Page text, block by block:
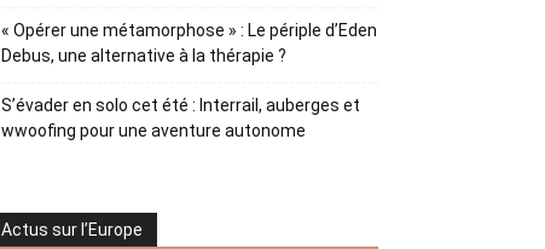
« Opérer une métamorphose » : Le périple d’Eden
Debus, une alternative à la thérapie ?
S’évader en solo cet été : Interrail, auberges et
wwoofing pour une aventure autonome
Actus sur l’Europe